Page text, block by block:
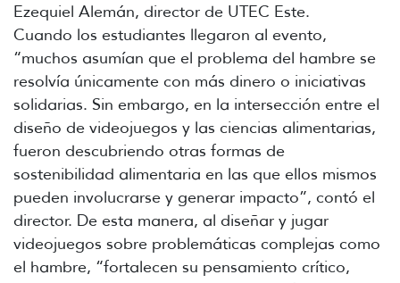
Ezequiel Alemán, director de UTEC Este.
Cuando los estudiantes llegaron al evento,
“muchos asumían que el problema del hambre se
resolvía únicamente con más dinero o iniciativas
solidarias. Sin embargo, en la intersección entre el
diseño de videojuegos y las ciencias alimentarias,
fueron descubriendo otras formas de
sostenibilidad alimentaria en las que ellos mismos
pueden involucrarse y generar impacto”, contó el
director. De esta manera, al diseñar y jugar
videojuegos sobre problemáticas complejas como
el hambre, “fortalecen su pensamiento crítico,